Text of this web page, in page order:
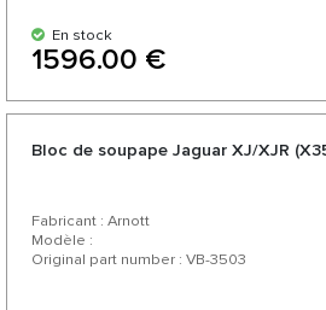
En stock
1596.00 €
Bloc de soupape Jaguar XJ/XJR
Fabricant : Arnott
Modèle :
Original part number : VB-3503